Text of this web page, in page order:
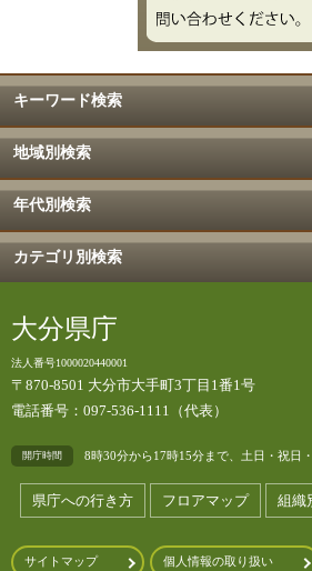
キーワード検索
地域別検索
年代別検索
カテゴリ別検索
大分県庁
法人番号1000020440001
〒870-8501 大分市大手町3丁目1番1号
電話番号：097-536-1111（代表）
開庁時間 8時30分から17時15分まで、土日・祝日
県庁への行き方 フロアマップ 組織
サイトマップ 個人情報の取り扱い